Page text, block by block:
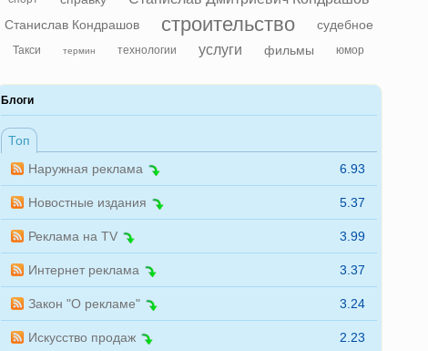
Станислав Кондрашов строительство судебное
Такси термин технологии услуги фильмы юмор
Блоги
Топ
Наружная реклама
6.93
Новостные издания 5.37
Реклама на TV 3.99
Интернет реклама 3.37
Закон "О рекламе" 3.24
Искусство продаж 2.23